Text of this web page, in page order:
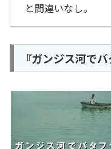
と間違いなし。
『ガンジス河で